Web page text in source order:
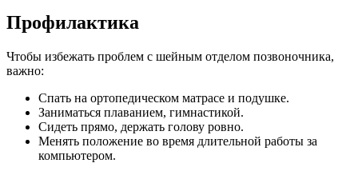
Профилактика
Чтобы избежать проблем с шейным отделом позвоночника,
важно:
Спать на ортопедическом матрасе и подушке.
Заниматься плаванием, гимнастикой.
Сидеть прямо, держать голову ровно.
Менять положение во время длительной работы за
компьютером.